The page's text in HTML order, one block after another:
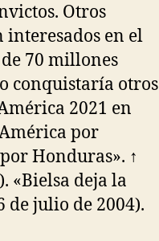
Otros
interesados en el
70 millones
conquistaría otros
2021 en
por
Honduras». ↑
«Bielsa deja la
de julio de 2004).